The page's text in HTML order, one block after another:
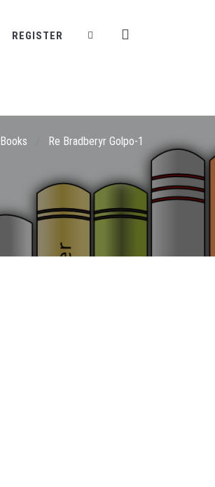
REGISTER
Books Re Bradberyr Golpo-1